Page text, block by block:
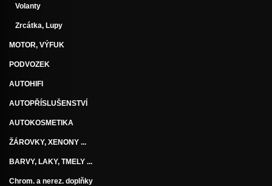
Volanty
Zrcátka, Lupy
MOTOR, VÝFUK
PODVOZEK
AUTOHIFI
AUTOPŘÍSLUŠENSTVÍ
AUTOKOSMETIKA
ŽÁROVKY, XENONY ...
BARVY, LAKY, TMELY ...
Chrom. a nerez. doplňky